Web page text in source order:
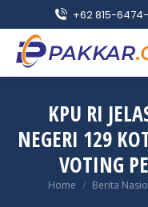
+62 815-
KPU RI
NEGERI 129
VOTING
You are here:
Home Berita